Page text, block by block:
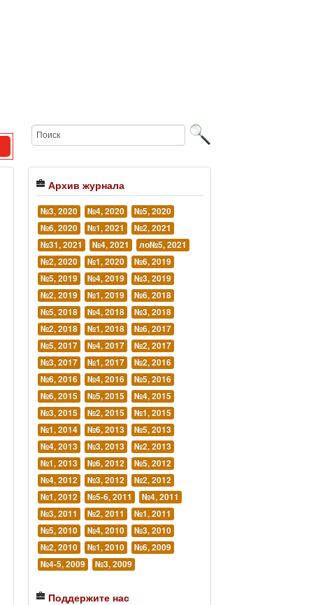
Архив журнала
№3, 2020 №4, 2020
№5, 2020
№6, 2020
№1, 2021
№2, 2021
№31, 2021
№4, 2021
ло№5, 2021
№2, 2020
№1, 2020
№6, 2019
№5, 2019
№4, 2019
№3, 2019
№2, 2019
№1, 2019
№6, 2018
№5, 2018
№4, 2018
№3, 2018
№2, 2018
№1, 2018
№6, 2017
№5, 2017
№4, 2017
№2, 2017
№3, 2017
№1, 2017
№2, 2016
№6, 2016
№4, 2016
№5, 2016
№6, 2015
№5, 2015
№4, 2015
№3, 2015
№2, 2015
№1, 2015
№1, 2014
№6, 2013
№5, 2013
№4, 2013
№3, 2013
№2, 2013
№1, 2013
№6, 2012
№5, 2012
№4, 2012
№3, 2012
№2, 2012
№1, 2012
№5-6, 2011
№4, 2011
№3, 2011
№2, 2011
№1, 2011
№5, 2010
№4, 2010
№3, 2010
№2, 2010
№1, 2010
№6, 2009
№4-5, 2009
№3, 2009
Поддержите нас